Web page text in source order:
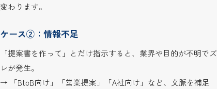
変わります。
ケース②：情報不足
「提案書を作って」とだけ指示すると、業界や目的が不明でズ
レが発生。
→ 「BtoB向け」「営業提案」「A社向け」など、文脈を補足